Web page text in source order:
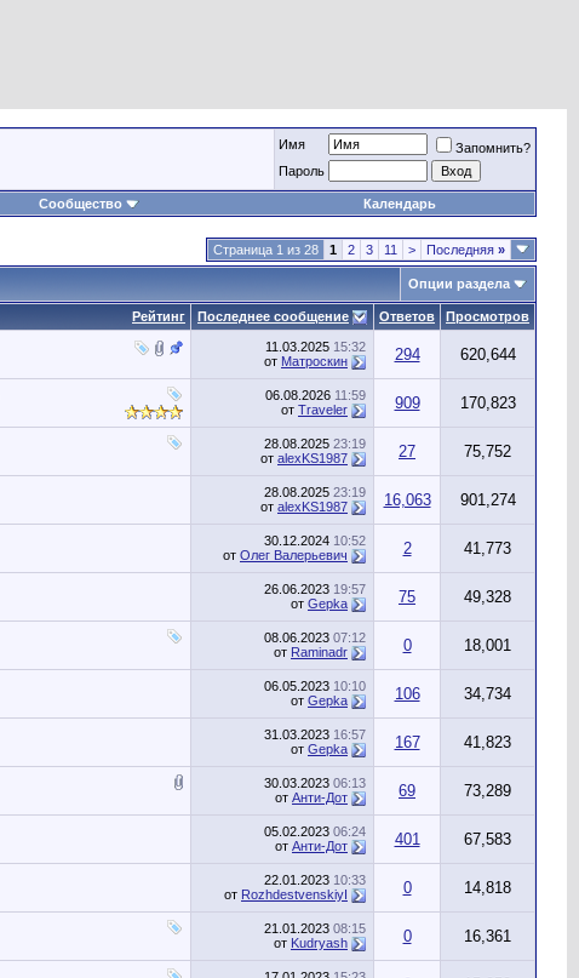
Имя
Запомнить?
Пароль
Сообщество Календарь
Страница 1 из 28 1 2 3 11 > Последняя »
Опции раздела
Рейтинг Последнее сообщение Ответов Просмотров
11.03.2025 15:32
от Матроскин 294 620,644
06.08.2026 11:59
от Traveler 909 170,823
28.08.2025 23:19
от alexKS1987 27 75,752
28.08.2025 23:19
от alexKS1987 16,063 901,274
30.12.2024 10:52
от Олег Валерьевич 2 41,773
26.06.2023 19:57
от Gepka 75 49,328
08.06.2023 07:12
от Raminadr 0 18,001
06.05.2023 10:10
от Gepka 106 34,734
31.03.2023 16:57
от Gepka 167 41,823
30.03.2023 06:13
от Анти-Дот 69 73,289
05.02.2023 06:24
от Анти-Дот 401 67,583
22.01.2023 10:33
от RozhdestvenskiyI 0 14,818
21.01.2023 08:15
от Kudryash 0 16,361